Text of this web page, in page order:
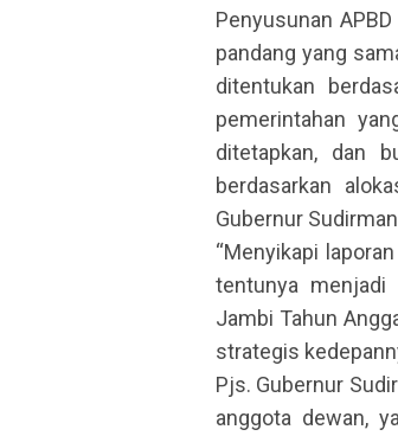
Penyusunan
pandang yang
ditentukan
pemerintahan
ditetapkan, dan
berdasarkan
Gubernur
“Menyikapi
tentunya menjadi
Jambi Tahun
strategis
Pjs. Gubernur
anggota dewan,